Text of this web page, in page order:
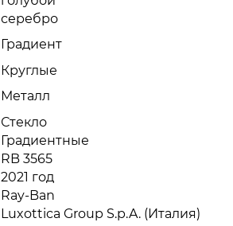
серебро
Градиент
Круглые
Металл
Стекло
Градиентные
RB 3565
2021 год
Ray-Ban
Luxottica Group S.p.A. (Италия)